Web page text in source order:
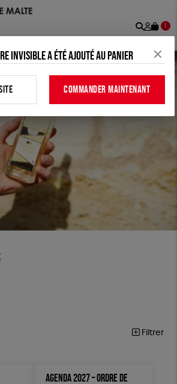
Mon
1
Filtrer
AGENDA 2027 – ORDRE DE
invisible a été ajouté au panier
COMMANDER MAINTENANT